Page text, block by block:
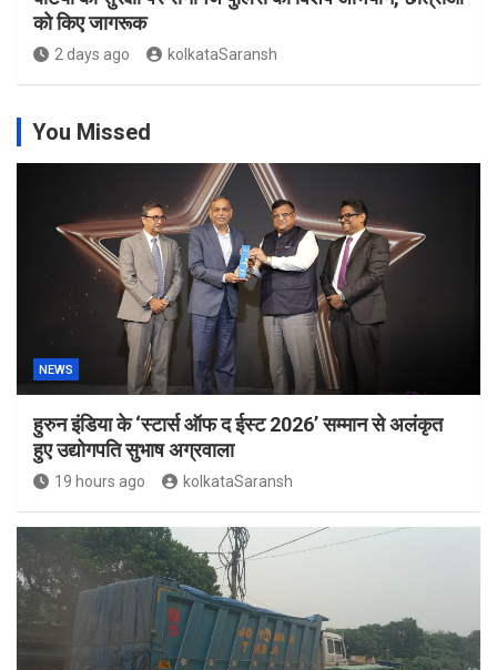
को किए जागरूक
2 days ago kolkataSaransh
You Missed
NEWS
हुरुन इंडिया के ‘स्टार्स ऑफ द ईस्ट 2026’ सम्मान से अलंकृत
हुए उद्योगपति सुभाष अग्रवाला
19 hours ago kolkataSaransh